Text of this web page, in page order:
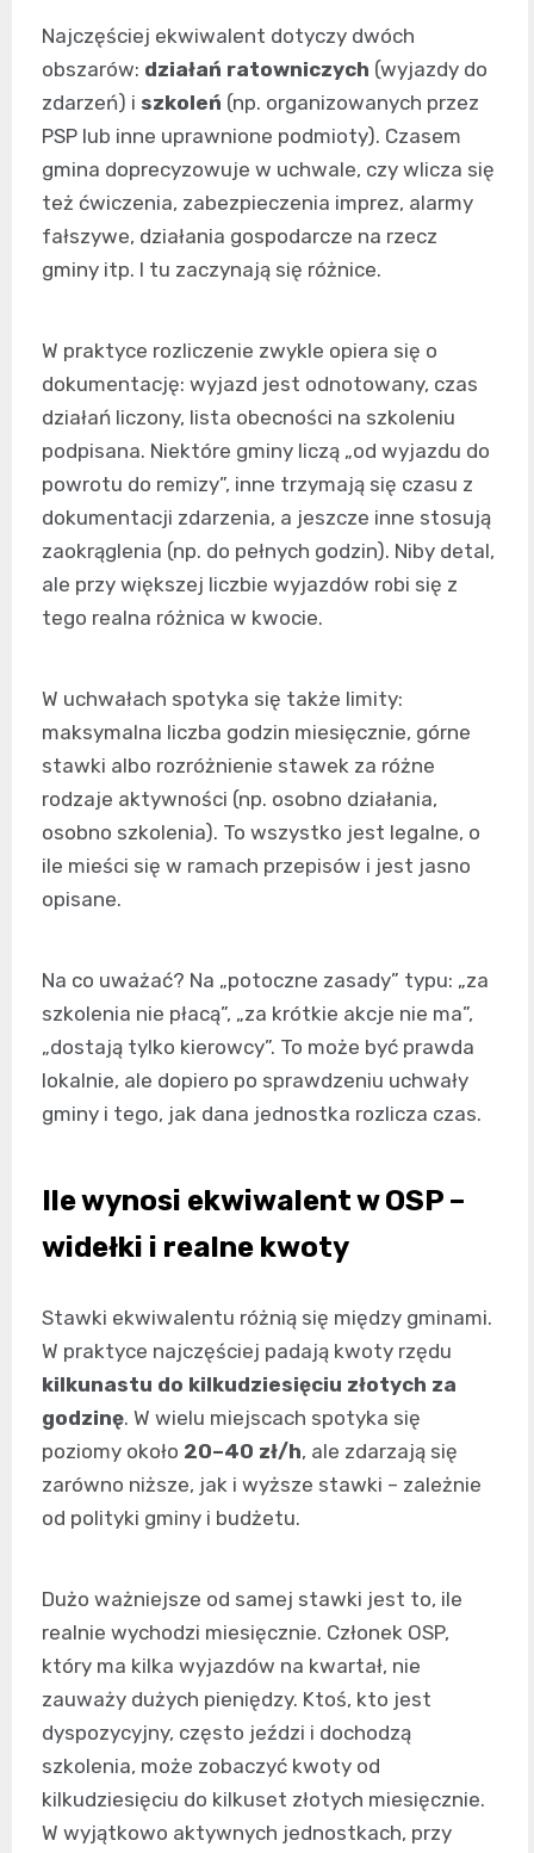
Najczęściej ekwiwalent dotyczy dwóch
obszarów: działań ratowniczych (wyjazdy do
zdarzeń) i szkoleń (np. organizowanych przez
PSP lub inne uprawnione podmioty). Czasem
gmina doprecyzowuje w uchwale, czy wlicza się
też ćwiczenia, zabezpieczenia imprez, alarmy
fałszywe, działania gospodarcze na rzecz
gminy itp. I tu zaczynają się różnice.
W praktyce rozliczenie zwykle opiera się o
dokumentację: wyjazd jest odnotowany, czas
działań liczony, lista obecności na szkoleniu
podpisana. Niektóre gminy liczą „od wyjazdu do
powrotu do remizy”, inne trzymają się czasu z
dokumentacji zdarzenia, a jeszcze inne stosują
zaokrąglenia (np. do pełnych godzin). Niby detal,
ale przy większej liczbie wyjazdów robi się z
tego realna różnica w kwocie.
W uchwałach spotyka się także limity:
maksymalna liczba godzin miesięcznie, górne
stawki albo rozróżnienie stawek za różne
rodzaje aktywności (np. osobno działania,
osobno szkolenia). To wszystko jest legalne, o
ile mieści się w ramach przepisów i jest jasno
opisane.
Na co uważać? Na „potoczne zasady” typu: „za
szkolenia nie płacą”, „za krótkie akcje nie ma”,
„dostają tylko kierowcy”. To może być prawda
lokalnie, ale dopiero po sprawdzeniu uchwały
gminy i tego, jak dana jednostka rozlicza czas.
Ile wynosi ekwiwalent w OSP –
widełki i realne kwoty
Stawki ekwiwalentu różnią się między gminami.
W praktyce najczęściej padają kwoty rzędu
kilkunastu do kilkudziesięciu złotych za
godzinę. W wielu miejscach spotyka się
poziomy około 20–40 zł/h, ale zdarzają się
zarówno niższe, jak i wyższe stawki – zależnie
od polityki gminy i budżetu.
Dużo ważniejsze od samej stawki jest to, ile
realnie wychodzi miesięcznie. Członek OSP,
który ma kilka wyjazdów na kwartał, nie
zauważy dużych pieniędzy. Ktoś, kto jest
dyspozycyjny, często jeździ i dochodzą
szkolenia, może zobaczyć kwoty od
kilkudziesięciu do kilkuset złotych miesięcznie.
W wyjątkowo aktywnych jednostkach, przy